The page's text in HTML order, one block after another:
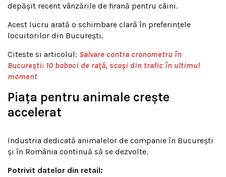
depășit recent vânzările de hrană pentru câini.
Acest lucru arată o schimbare clară în preferințele
locuitorilor din București.
Citeste si articolul: Salvare contra cronometru în
București: 10 boboci de rață, scoși din trafic în ultimul
moment
Piața pentru animale crește
accelerat
Industria dedicată animalelor de companie în București
și în România continuă să se dezvolte.
Potrivit datelor din retail: